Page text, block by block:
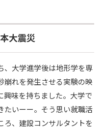
大震災
、大学進学後は地形学を専
崩れを発生させる実験の映
興味を持ちました。大学で
たいーー。そう思い就職活
ろ、建設コンサルタントを